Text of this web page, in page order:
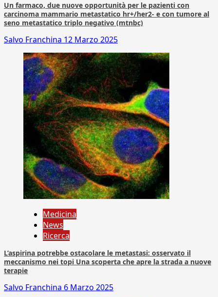
Un farmaco, due nuove opportunità per le pazienti con
carcinoma mammario metastatico hr+/her2- e con tumore al
seno metastatico triplo negativo (mtnbc)
Salvo Franchina 12 Marzo 2025
Medicina
News
Ricerca
L’aspirina potrebbe ostacolare le metastasi: osservato il
meccanismo nei topi Una scoperta che apre la strada a nuove
terapie
Salvo Franchina 6 Marzo 2025